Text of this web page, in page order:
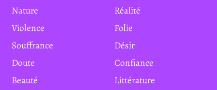
Nature
Réalité
Violence
Folie
Souffrance
Désir
Doute
Confiance
Beauté
Littérature